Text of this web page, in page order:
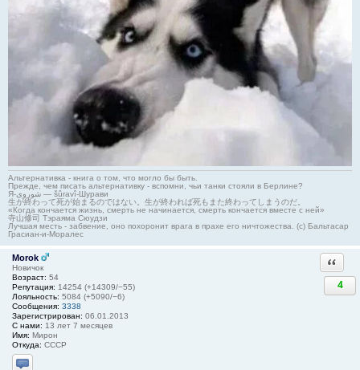
Альтернативка - книга о том, что могло бы быть.
Прежде, чем писать альтернативку - вспомни, чьи танки стояли в Берлине?
Я-شوروی — šûravî-Шурави
生が終わって死が始まるのではない。生が終われば死もまた終わってしまうのだ。
«Когда кончается жизнь, смерть не начинается, смерть кончается вместе с ней»
寺山修司 Тэраяма Сюудзи
Лучшая месть - забвение, оно похоронит врага в прахе его ничтожества. (с) Бальтасар
Грасиан-и-Моралес
Morok
Новичок
Возраст: 54
Репутация: 14254 (+14309/−55)
Лояльность: 5084 (+5090/−6)
Сообщения: 3338
Зарегистрирован: 06.01.2013
С нами: 13 лет 7 месяцев
Имя: Мирон
Откуда: СССР
4